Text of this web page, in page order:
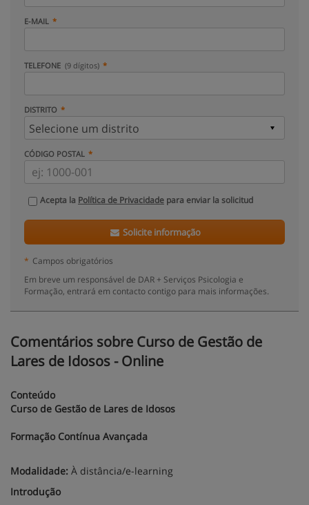
E-MAIL
TELEFONE (9 dígitos)
DISTRITO
CÓDIGO POSTAL
Acepta la Política de Privacidade para enviar la solicitud
Solicite informação
* Campos obrigatórios
Em breve um responsável de DAR + Serviços Psicologia e
Formação, entrará em contacto contigo para mais informações.
Comentários sobre Curso de Gestão de
Lares de Idosos - Online
Conteúdo
Curso de Gestão de Lares de Idosos
Formação Contínua Avançada
Modalidade: À distância/e-learning
Introdução